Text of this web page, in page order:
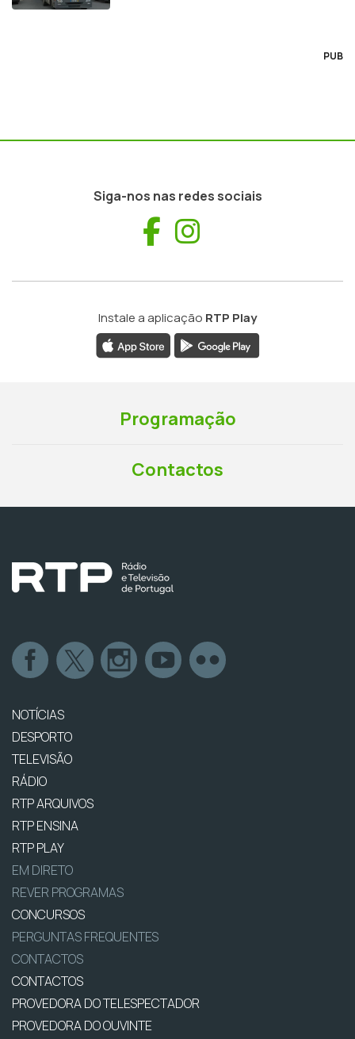
PUB
Siga-nos nas redes sociais
Facebook
Instale a aplicação RTP Play
Programação
Contactos
NOTÍCIAS
DESPORTO
TELEVISÃO
RÁDIO
RTP ARQUIVOS
RTP ENSINA
RTP PLAY
EM DIRETO
REVER PROGRAMAS
CONCURSOS
PERGUNTAS FREQUENTES
CONTACTOS
CONTACTOS
PROVEDORA DO TELESPECTADOR
PROVEDORA DO OUVINTE